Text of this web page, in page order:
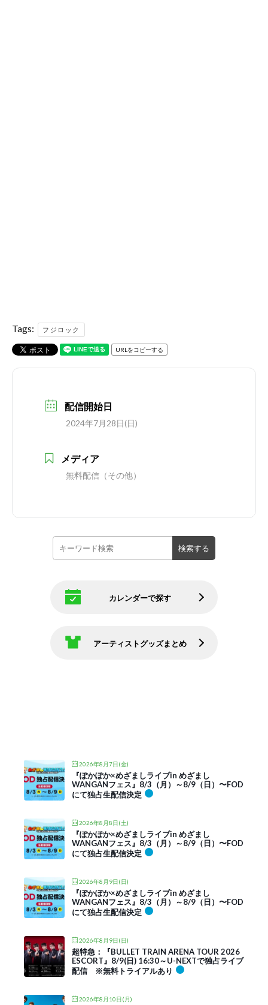
Tags: フジロック
URLをコピーする
配信開始日
2024年7月28日(日)
メディア
無料配信（その他）
カレンダーで探す
アーティストグッズまとめ
2026年8月7日(金)
『ぽかぽか×めざましライブin めざまし
WANGANフェス』8/3（月）～8/9（日）〜FOD
にて独占生配信決定
2026年8月8日(土)
『ぽかぽか×めざましライブin めざまし
WANGANフェス』8/3（月）～8/9（日）〜FOD
にて独占生配信決定
2026年8月9日(日)
『ぽかぽか×めざましライブin めざまし
WANGANフェス』8/3（月）～8/9（日）〜FOD
にて独占生配信決定
2026年8月9日(日)
超特急：『BULLET TRAIN ARENA TOUR 2026
ESCORT』8/9(日) 16:30～U-NEXTで独占ライブ
配信 ※無料トライアルあり
2026年8月10日(月)